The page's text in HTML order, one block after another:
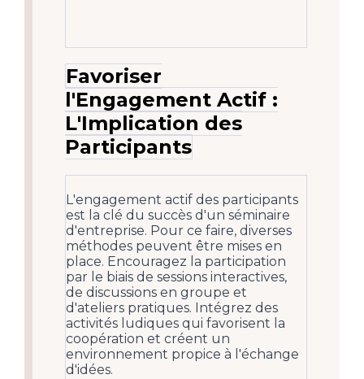
Favoriser
l'Engagement Actif :
L'Implication des
Participants
L'engagement actif des participants
est la clé du succès d'un séminaire
d'entreprise. Pour ce faire, diverses
méthodes peuvent être mises en
place. Encouragez la participation
par le biais de sessions interactives,
de discussions en groupe et
d'ateliers pratiques. Intégrez des
activités ludiques qui favorisent la
coopération et créent un
environnement propice à l'échange
d'idées.